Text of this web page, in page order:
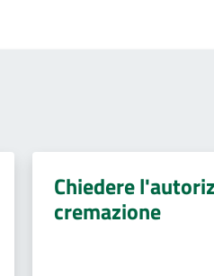
Chiedere
cremazione